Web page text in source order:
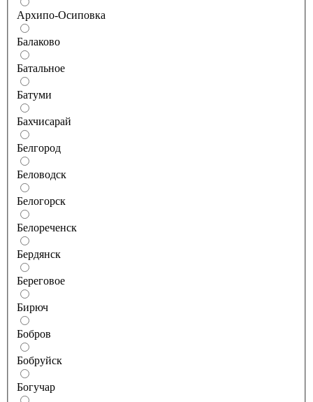
Архипо-Осиповка
Балаково
Батальное
Батуми
Бахчисарай
Белгород
Беловодск
Белогорск
Белореченск
Бердянск
Береговое
Бирюч
Бобров
Бобруйск
Богучар